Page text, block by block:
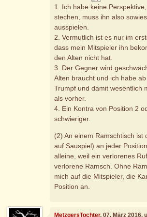
1. Ich habe keine
stechen, muss ihn also
ausspielen.
2. Vermutlich ist es nur im
dass mein Mitspieler ihn
den Alten nicht hat.
3. Der Gegner wird
Alten braucht und ich habe
Trumpf und damit wesentlich
als vorher.
4. Ein Kontra von Position 2
schwieriger.
(2) An einem Ramschtisch ist
auf Sauspiel) an jeder
alleine, weil ein verlorenes
verlorene Ramsch. Ohne
mich auf die Mitspieler, die
Position an.
MetzgersTochter, 07. März 2016,